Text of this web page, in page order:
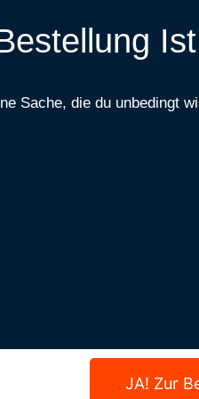
Sache, die du unbedingt
JA! Zur